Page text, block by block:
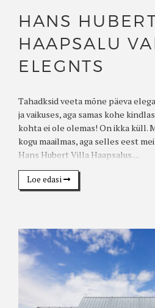
HANS
HAAPSALU
ELEGNTS
Tahadksid veeta mõne päeva
ja vaikuses, aga samas kohe
kohta ei ole olemas! On ikka küll.
kogu maailmas, aga selles eest
Hans Hubert Villa Haapsalus....
Loe edasi